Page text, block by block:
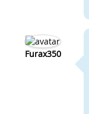
Furax350